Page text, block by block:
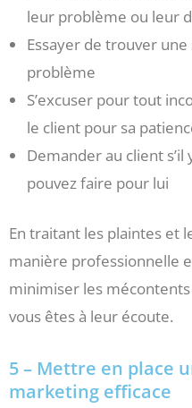
leur problème ou leur
Essayer de trouver
problème
S’excuser pour tout
le client pour sa
Demander au client
pouvez faire pour lui
En traitant les plaintes et
manière professionnelle
minimiser les
vous êtes à leur écoute.
5 – Mettre en place
marketing efficace